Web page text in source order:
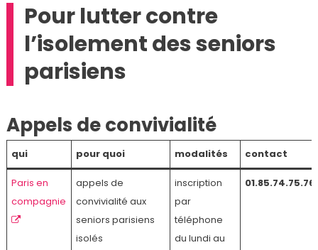
Pour lutter contre
l’isolement des seniors
parisiens
Appels de convivialité
qui pour quoi modalités contact
Paris en
compagnie
appels de
convivialité aux
seniors parisiens
isolés
inscription
par
téléphone
du lundi au
01.85.74.75.76